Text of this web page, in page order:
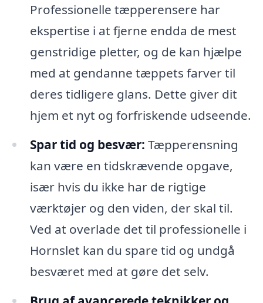
Professionelle tæpperensere har
ekspertise i at fjerne endda de mest
genstridige pletter, og de kan hjælpe
med at gendanne tæppets farver til
deres tidligere glans. Dette giver dit
hjem et nyt og forfriskende udseende.
Spar tid og besvær: Tæpperensning
kan være en tidskrævende opgave,
især hvis du ikke har de rigtige
værktøjer og den viden, der skal til.
Ved at overlade det til professionelle i
Hornslet kan du spare tid og undgå
besværet med at gøre det selv.